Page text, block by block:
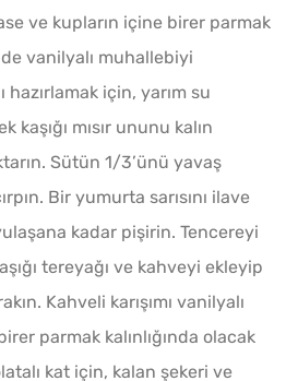
ve kupların içine birer parmak
vanilyalı muhallebiyi
hazırlamak için, yarım su
kaşığı mısır ununu kalın
Sütün 1/3’ünü yavaş
Bir yumurta sarısını ilave
kadar pişirin. Tencereyi
tereyağı ve kahveyi ekleyip
Kahveli karışımı vanilyalı
parmak kalınlığında olacak
kat için, kalan şekeri ve